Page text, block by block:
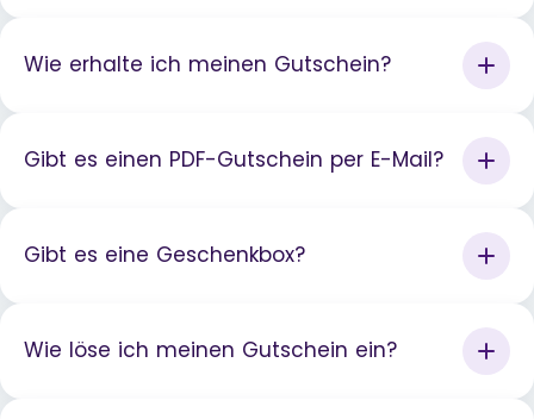
Wie erhalte ich meinen Gutschein?
Gibt es einen PDF-Gutschein per E-Mail?
Gibt es eine Geschenkbox?
Wie löse ich meinen Gutschein ein?